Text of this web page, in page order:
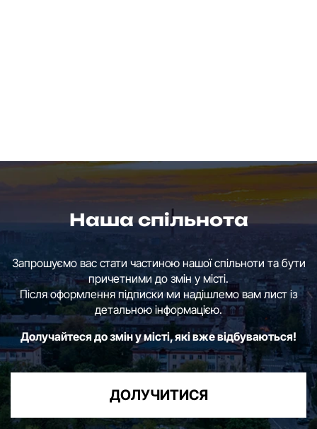
Наша спільнота
Запрошуємо вас стати частиною нашої спільноти та бути
причетними до змін у місті.
Після оформлення підписки ми надішлемо вам лист із
детальною інформацією.
Долучайтеся до змін у місті, які вже відбуваються!
ДОЛУЧИТИСЯ